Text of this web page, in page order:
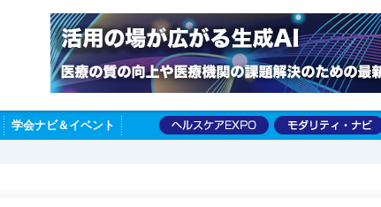
学会ナビ＆イベント